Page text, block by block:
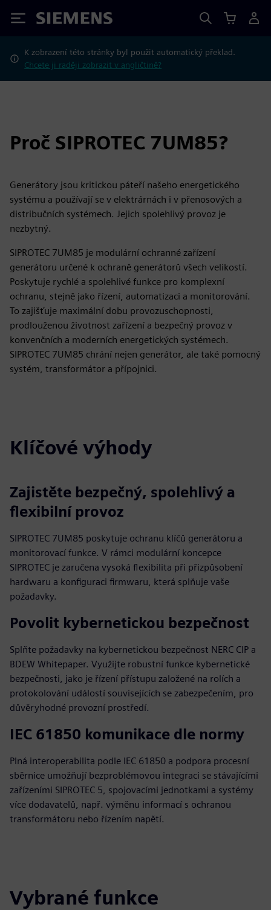
Siemens
K zobrazení této stránky byl použit automatický překlad.
Chcete ji raději zobrazit v angličtině?
Proč SIPROTEC 7UM85?
Generátory jsou kritickou páteří našeho energetického
systému a používají se v elektrárnách i v přenosových a
distribučních systémech. Jejich spolehlivý provoz je
nezbytný.
SIPROTEC 7UM85 je modulární ochranné zařízení
generátoru určené k ochraně generátorů všech velikostí.
Poskytuje rychlé a spolehlivé funkce pro komplexní
ochranu, stejně jako řízení, automatizaci a monitorování.
To zajišťuje maximální dobu provozuschopnosti,
prodlouženou životnost zařízení a bezpečný provoz v
konvenčních a moderních energetických systémech.
SIPROTEC 7UM85 chrání nejen generátor, ale také pomocný
systém, transformátor a přípojnici.
Klíčové výhody
Zajistěte bezpečný, spolehlivý a
flexibilní provoz
SIPROTEC 7UM85 poskytuje ochranu klíčů generátoru a
monitorovací funkce. V rámci modulární koncepce
SIPROTEC je zaručena vysoká flexibilita při přizpůsobení
hardwaru a konfiguraci firmwaru, která splňuje vaše
požadavky.
Povolit kybernetickou bezpečnost
Splňte požadavky na kybernetickou bezpečnost NERC CIP a
BDEW Whitepaper. Využijte robustní funkce kybernetické
bezpečnosti, jako je řízení přístupu založené na rolích a
protokolování událostí souvisejících se zabezpečením, pro
důvěryhodné provozní prostředí.
IEC 61850 komunikace dle normy
Plná interoperabilita podle IEC 61850 a podpora procesní
sběrnice umožňují bezproblémovou integraci se stávajícími
zařízeními SIPROTEC 5, spojovacími jednotkami a systémy
více dodavatelů, např. výměnu informací s ochranou
transformátoru nebo řízením napětí.
Vybrané funkce